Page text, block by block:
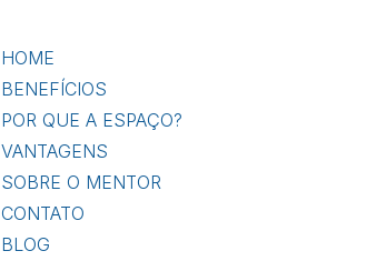
HOME
BENEFÍCIOS
POR QUE A ESPAÇO?
VANTAGENS
SOBRE O MENTOR
CONTATO
BLOG